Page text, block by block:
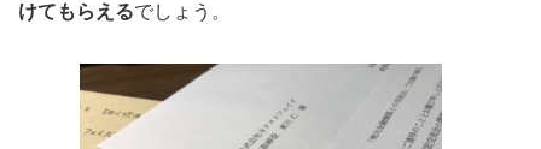
けてもらえるでしょう。